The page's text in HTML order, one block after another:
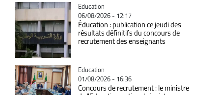
Catégorie
Education
06/08/2026 - 12:17
Éducation : publication ce jeudi des
résultats définitifs du concours de
recrutement des enseignants
Catégorie
Education
01/08/2026 - 16:36
Concours de recrutement : le ministre